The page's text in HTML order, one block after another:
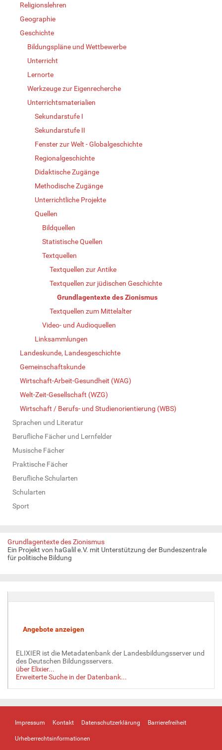
Religionslehren
Geographie
Geschichte
Bildungspläne und Wettbewerbe
Unterricht
Lernorte
Werkzeuge zur Eigenrecherche
Unterrichtsmaterialien
Sekundarstufe I
Sekundarstufe II
Fenster zur Welt - Globalgeschichte
Regionalgeschichte
Didaktische Zugänge
Methodische Zugänge
Unterrichtliche Projekte
Quellen
Bildquellen
Statistische Quellen
Textquellen
Textquellen zur Antike
Textquellen zur jüdischen Geschichte
Grundlagentexte des Zionismus
Textquellen zum Mittelalter
Video- und Audioquellen
Linksammlungen
Landeskunde, Landesgeschichte
Gemeinschaftskunde
Wirtschaft-Arbeit-Gesundheit (WAG)
Welt-Zeit-Gesellschaft (WZG)
Wirtschaft / Berufs- und Studienorientierung (WBS)
Sprachen und Literatur
Berufliche Fächer und Lernfelder
Musische Fächer
Praktische Fächer
Berufliche Schularten
Schularten
Sport
Grundlagentexte des Zionismus
Ein Projekt von haGalil e.V. mit Unterstützung der Bundeszentrale
für politische Bildung
ELIXIER ist die Metadatenbank der Landesbildungsserver und
des Deutschen Bildungsservers.
über Elixier...
Erweiterte Suche in der Datenbank...
Impressum Kontakt Datenschutzerklärung Barrierefreiheit
Urheberrechtsinformationen